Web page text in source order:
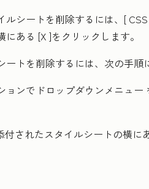
ルシートを削除するには、[
にある [X ]をクリックします。
トを削除するには、次の手順
ョンでドロップダウンメニュー
付されたスタイルシートの横に